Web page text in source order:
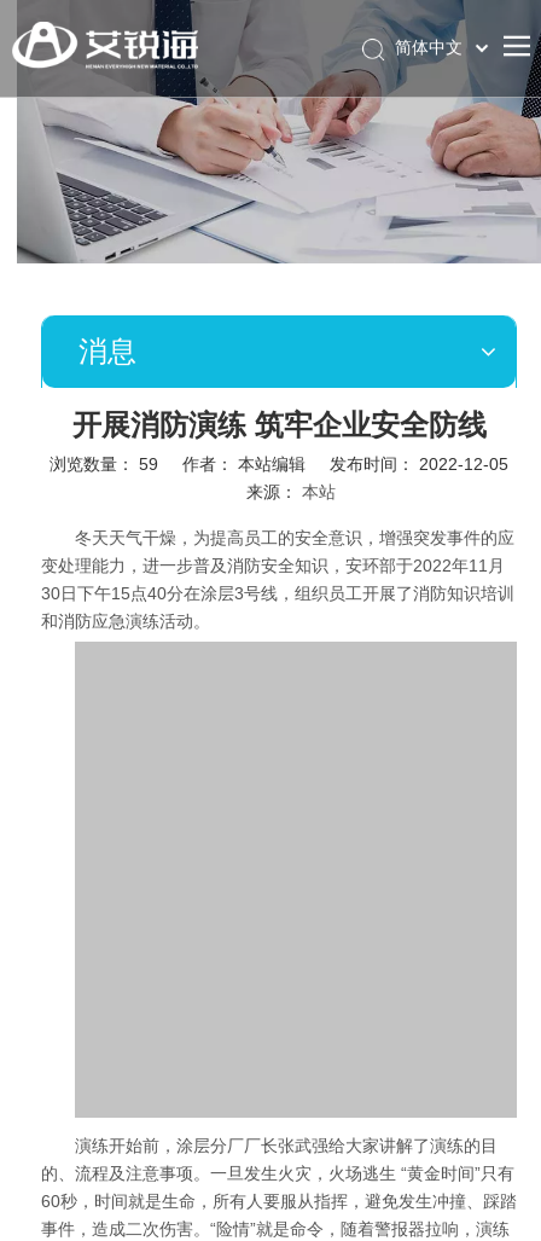
简体中文
English
消息
开展消防演练 筑牢企业安全防线
浏览数量： 59 作者： 本站编辑 发布时间： 2022-12-05
来源： 本站
["wechat","weibo","qzone","douban","email"]
冬天天气干燥，为提高员工的安全意识，增强突发事件的应
变处理能力，进一步普及消防安全知识，安环部于2022年11月
30日下午15点40分在涂层3号线，组织员工开展了消防知识培训
和消防应急演练活动。
演练开始前，涂层分厂厂长张武强给大家讲解了演练的目
的、流程及注意事项。一旦发生火灾，火场逃生 “黄金时间”只有
60秒，时间就是生命，所有人要服从指挥，避免发生冲撞、踩踏
事件，造成二次伤害。“险情”就是命令，随着警报器拉响，演练